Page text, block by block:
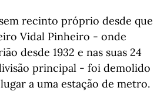
recinto próprio desde que
Vidal Pinheiro - onde
desde 1932 e nas suas 24
principal - foi demolido
a uma estação de metro.